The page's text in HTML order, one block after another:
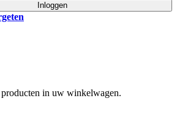
Inloggen
in uw winkelwagen.